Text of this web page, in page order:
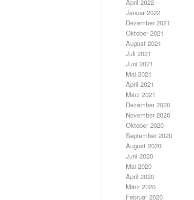
April 2022
Januar 2022
Dezember 2021
Oktober 2021
August 2021
Juli 2021
Juni 2021
Mai 2021
April 2021
März 2021
Dezember 2020
November 2020
Oktober 2020
September 2020
August 2020
Juni 2020
Mai 2020
April 2020
März 2020
Februar 2020